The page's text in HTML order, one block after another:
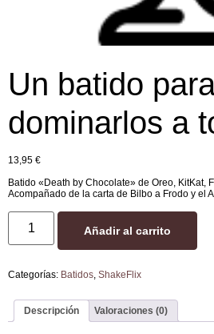
Un batido
dominarlos a
13,95 €
Batido «Death by Chocolate» de Oreo, KitKat,
Acompañado de la carta de Bilbo a Frodo y el
Añadir al carrito
Categorías: Batidos ShakeFlix
Descripción Valoraciones (0)